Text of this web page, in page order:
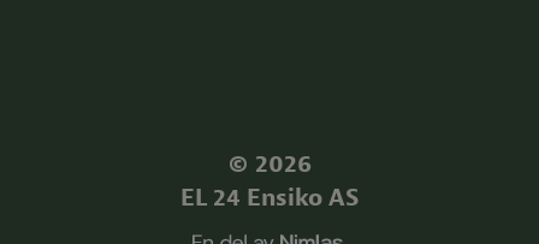
© 2026
EL 24 Ensiko AS